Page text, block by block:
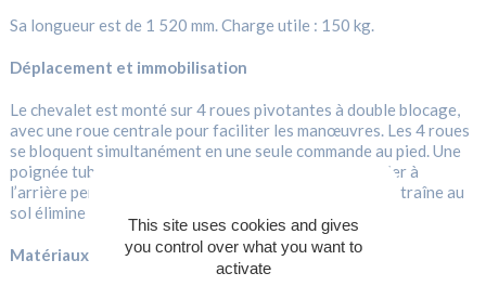
Sa longueur est de 1 520 mm. Charge utile : 150 kg.
Déplacement et immobilisation
Le chevalet est monté sur 4 roues pivotantes à double blocage,
avec une roue centrale pour faciliter les manœuvres. Les 4 roues
se bloquent simultanément en une seule commande au pied. Une
poignée tubulaire à l’avant et une double poignée étrier à
l’arrière permettent de le déplacer facilement. Un fil de traîne au
sol élimine l’électricité statique.
Matériaux et finition
This site uses cookies and gives
you control over what you want to
activate